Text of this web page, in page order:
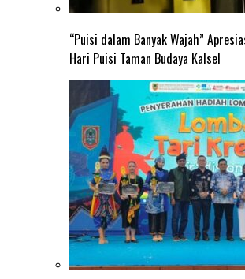
“Puisi dalam Banyak Wajah”
Hari Puisi Taman Budaya Kalsel